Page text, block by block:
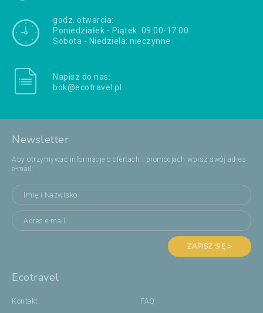
godz. otwarcia:
Poniedziałek - Piątek: 09:00-17:00
Sobota - Niedziela: nieczynne
Napisz do nas:
bok@ecotravel.pl
Newsletter
Aby otrzymywać informacje o ofertach i promocjach wpisz swój adres
e-mail:
ZAPISZ SIĘ >
Ecotravel
Kontakt FAQ